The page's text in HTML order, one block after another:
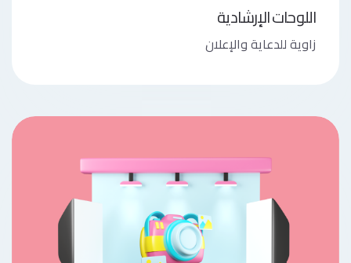
اللوحات الإرشادية
زاوية للدعاية والإعلان